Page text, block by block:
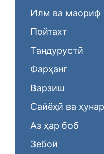
Илм ва маориф
Пойтахт
Тандурустӣ
Фарҳанг
Варзиш
Сайёҳӣ ва
Аз ҳар боб
Зебоӣ